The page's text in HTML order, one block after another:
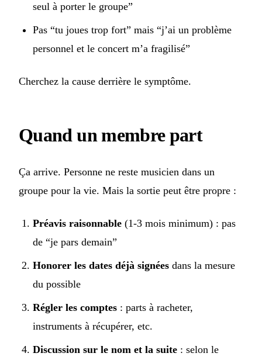
seul à porter le groupe”
Pas “tu joues trop fort” mais “j’ai un problème
personnel et le concert m’a fragilisé”
Cherchez la cause derrière le symptôme.
Quand un membre part
Ça arrive. Personne ne reste musicien dans un
groupe pour la vie. Mais la sortie peut être propre :
Préavis raisonnable (1-3 mois minimum) : pas
de “je pars demain”
Honorer les dates déjà signées dans la mesure
du possible
Régler les comptes : parts à racheter,
instruments à récupérer, etc.
Discussion sur le nom et la suite : selon le